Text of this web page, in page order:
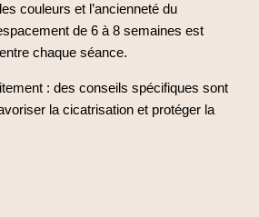
couleurs et l’ancienneté du
de 6 à 8 semaines est
chaque séance.
: des conseils spécifiques sont
la cicatrisation et protéger la